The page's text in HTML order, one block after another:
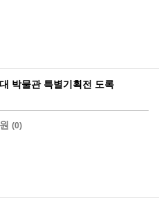
박물관 특별기획전 도록
(0)